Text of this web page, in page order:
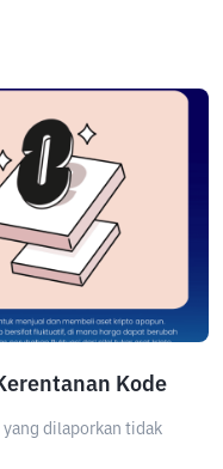
Kode
yang dilaporkan tidak